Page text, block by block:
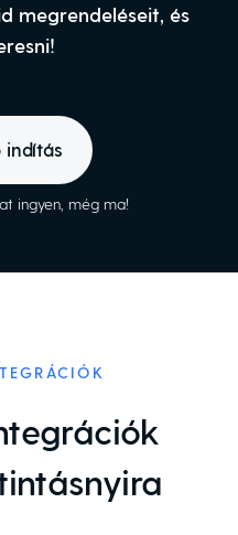
megrendeléseit, és
indítás
ingyen, még ma!